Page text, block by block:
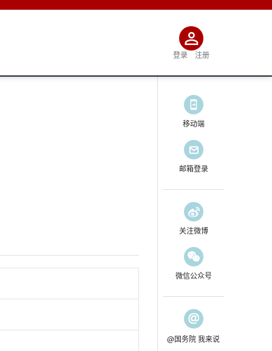
登录 注册
移动端
邮箱登录
关注微博
微信公众号
@国务院 我来说